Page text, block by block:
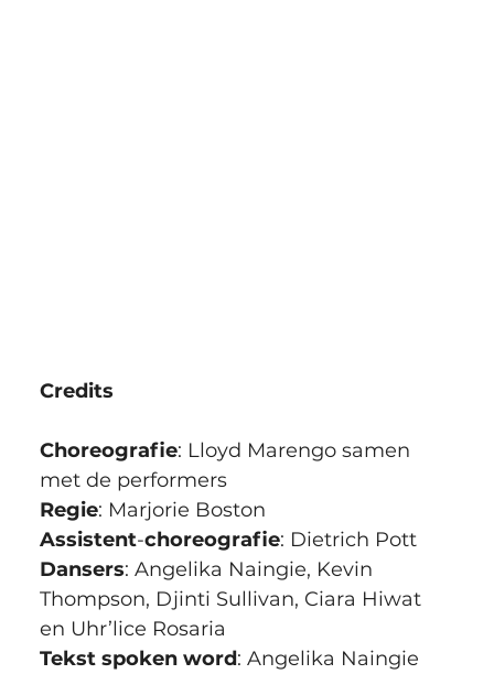
Credits
Choreografie: Lloyd Marengo samen
met de performers
Regie: Marjorie Boston
Assistent-choreografie: Dietrich Pott
Dansers: Angelika Naingie, Kevin
Thompson, Djinti Sullivan, Ciara Hiwat
en Uhr’lice Rosaria
Tekst spoken word: Angelika Naingie